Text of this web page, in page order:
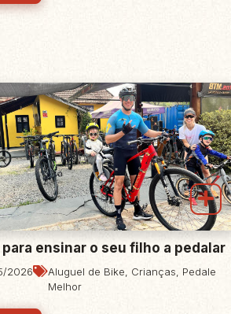
para ensinar o seu filho a pedalar
2026 Aluguel de Bike Crianças
Pedale
Melhor